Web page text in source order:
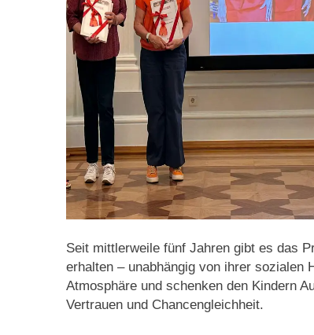
Seit mittlerweile fünf Jahren gibt es das
erhalten – unabhängig von ihrer sozialen
Atmosphäre und schenken den Kindern
Vertrauen und Chancengleichheit.